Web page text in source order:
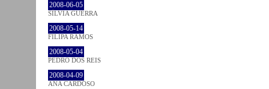
2008-06-05
SÍLVIA GUERRA
2008-05-14
FILIPA RAMOS
2008-05-04
PEDRO DOS REIS
2008-04-09
ANA CARDOSO